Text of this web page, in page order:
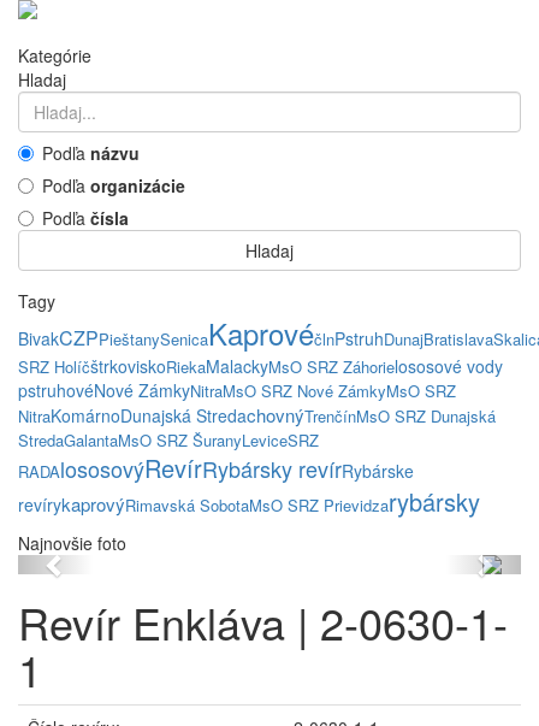
Kategórie
Hladaj
Podľa názvu
Podľa organizácie
Podľa čísla
Hladaj
Tagy
BivakCZPPieštanySenicaKaprovéčlnPstruhDunajBratislava
SRZ HolíčštrkoviskoRiekaMalackyMsO SRZ Záhorielososové vody
pstruhovéNové ZámkyNitraMsO SRZ Nové ZámkyMsO SRZ
NitraKomárnoDunajská StredachovnýTrenčínMsO SRZ Dunajská
StredaGalantaMsO SRZ ŠuranyLeviceSRZ
RADAlososovýRevírRybársky revírRybárske
revírykaprovýRimavská SobotaMsO SRZ Prievidzarybársky
Najnovšie foto
Previous Next
Revír Enkláva | 2-0630-1-
1